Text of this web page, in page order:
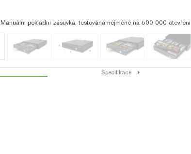
Manuální pokladní zásuvka, testována nejméně na 500 000 otevření
Specifikace